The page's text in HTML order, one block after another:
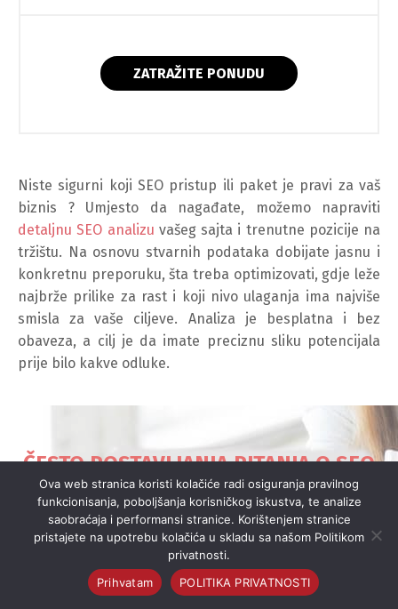
ZATRAŽITE PONUDU
Niste sigurni koji SEO pristup ili paket je pravi za vaš
biznis ? Umjesto da nagađate, možemo napraviti
detaljnu SEO analizu vašeg sajta i trenutne pozicije na
tržištu. Na osnovu stvarnih podataka dobijate jasnu i
konkretnu preporuku, šta treba optimizovati, gdje leže
najbrže prilike za rast i koji nivo ulaganja ima najviše
smisla za vaše ciljeve. Analiza je besplatna i bez
obaveza, a cilj je da imate preciznu sliku potencijala
prije bilo kakve odluke.
ČESTO POSTAVLJANJA PITANJA O SEO
OPTIMIZACIJI (FAQ)
Koliko košta SEO optimizacija u BiH ?
Ova web stranica koristi kolačiće radi osiguranja pravilnog
funkcionisanja, poboljšanja korisničkog iskustva, te analize
saobraćaja i performansi stranice. Korištenjem stranice
pristajete na upotrebu kolačića u skladu sa našom Politikom
privatnosti.
Prihvatam
POLITIKA PRIVATNOSTI